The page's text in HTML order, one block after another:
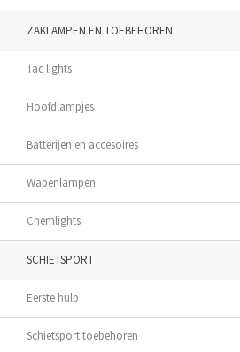
ZAKLAMPEN EN TOEBEHOREN
Tac lights
Hoofdlampjes
Batterijen en accesoires
Wapenlampen
Chemlights
SCHIETSPORT
Eerste hulp
Schietsport toebehoren